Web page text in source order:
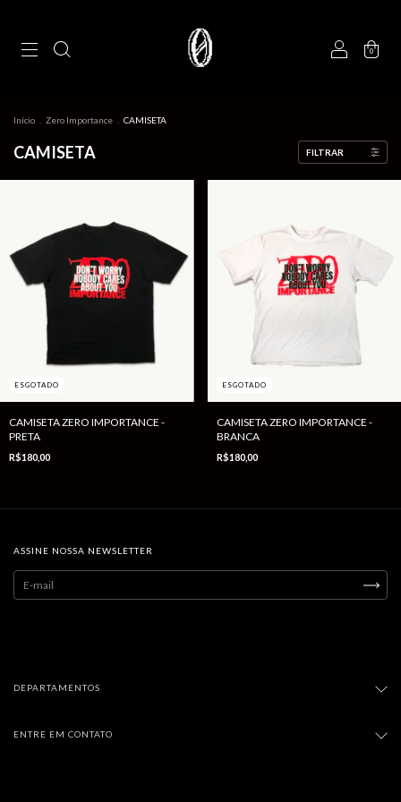
0
Início Zero Importance CAMISETA
CAMISETA FILTRAR
ESGOTADO
CAMISETA ZERO IMPORTANCE -
PRETA
R$180,00
ESGOTADO
CAMISETA ZERO IMPORTANCE -
BRANCA
R$180,00
ASSINE NOSSA NEWSLETTER
DEPARTAMENTOS
ENTRE EM CONTATO